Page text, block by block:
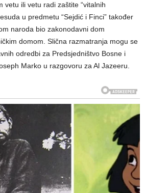
vetu ili vetu radi zaštite “vitalnih
u predmetu “Sejdić i Finci” također
naroda bio zakonodavni dom
domom. Slična razmatranja mogu se
odredbi za Predsjedništvo Bosne i
Marko u razgovoru za Al Jazeeru.